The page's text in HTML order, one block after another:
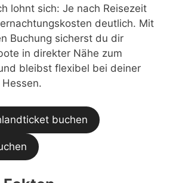
lohnt sich: Je nach Reisezeit
deutlich. Mit
Buchung sicherst du dir
in direkter Nähe zum
bleibst flexibel bei deiner
buchen